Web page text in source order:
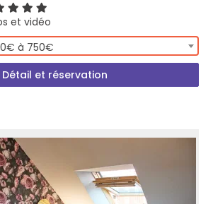
et vidéo
à 750€
Détail et réservation